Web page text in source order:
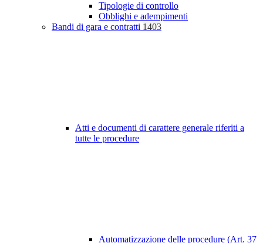
Tipologie di controllo
Obblighi e adempimenti
Bandi di gara e contratti 1403
Atti e documenti di carattere generale riferiti a
tutte le procedure
Automatizzazione delle procedure (Art. 37